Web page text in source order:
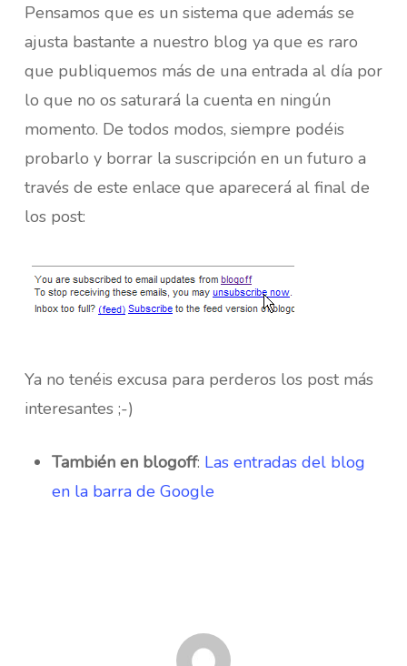
Pensamos que es un sistema que además se
ajusta bastante a nuestro blog ya que es raro
que publiquemos más de una entrada al día por
lo que no os saturará la cuenta en ningún
momento. De todos modos, siempre podéis
probarlo y borrar la suscripción en un futuro a
través de este enlace que aparecerá al final de
los post:
Ya no tenéis excusa para perderos los post más
interesantes ;-)
También en blogoff: Las entradas del blog
en la barra de Google